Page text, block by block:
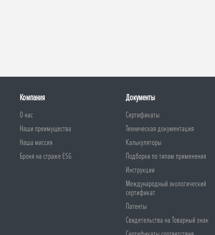
Компания
О нас
Наши преимущества
Наша миссия
Броня на страже ESG
Документы
Сертификаты
Техническая документация
Калькуляторы
Подборки по типам применения
Инструкции
Международный экологический
сертификат
Патенты
Свидетельства на Товарный знак